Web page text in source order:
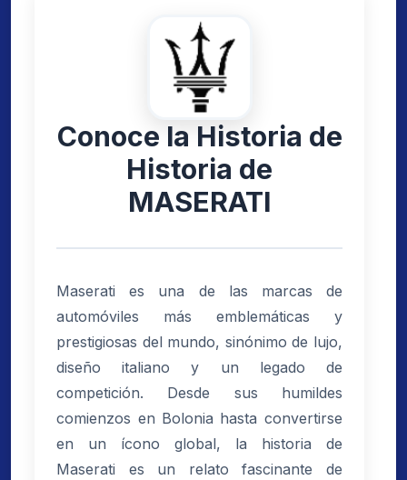
Conoce la Historia de
Historia de
MASERATI
Maserati es una de las marcas de
automóviles más emblemáticas y
prestigiosas del mundo, sinónimo de lujo,
diseño italiano y un legado de
competición. Desde sus humildes
comienzos en Bolonia hasta convertirse
en un ícono global, la historia de
Maserati es un relato fascinante de